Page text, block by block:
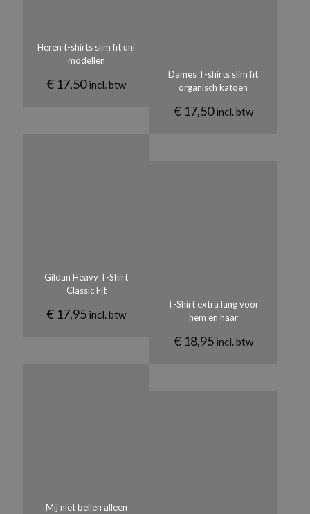
Heren t-shirts slim fit uni
modellen
€ 17,50 incl. btw
Dames T-shirts slim fit
organisch katoen
€17,50 incl. btw
Gildan Heavy T-Shirt
Classic Fit
€ 17,95 incl. btw
T-Shirt extra lang voor
hem en haar
€18,95 incl. btw
Mij niet bellen alleen